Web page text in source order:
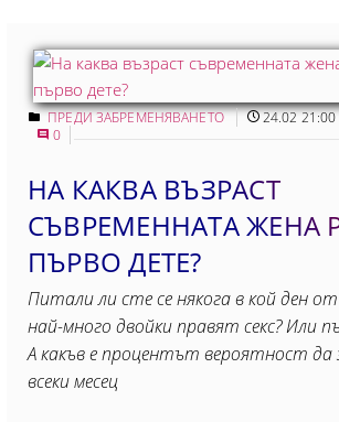
ПРЕДИ ЗАБРЕМЕНЯВАНЕТО 24.02 21:00
0
НА КАКВА ВЪЗРАСТ
СЪВРЕМЕННАТА ЖЕНА
ПЪРВО ДЕТЕ?
Питали ли сте се някога в кой ден
най-много двойки правят секс? Или
А какъв е процентът вероятност да
всеки месец